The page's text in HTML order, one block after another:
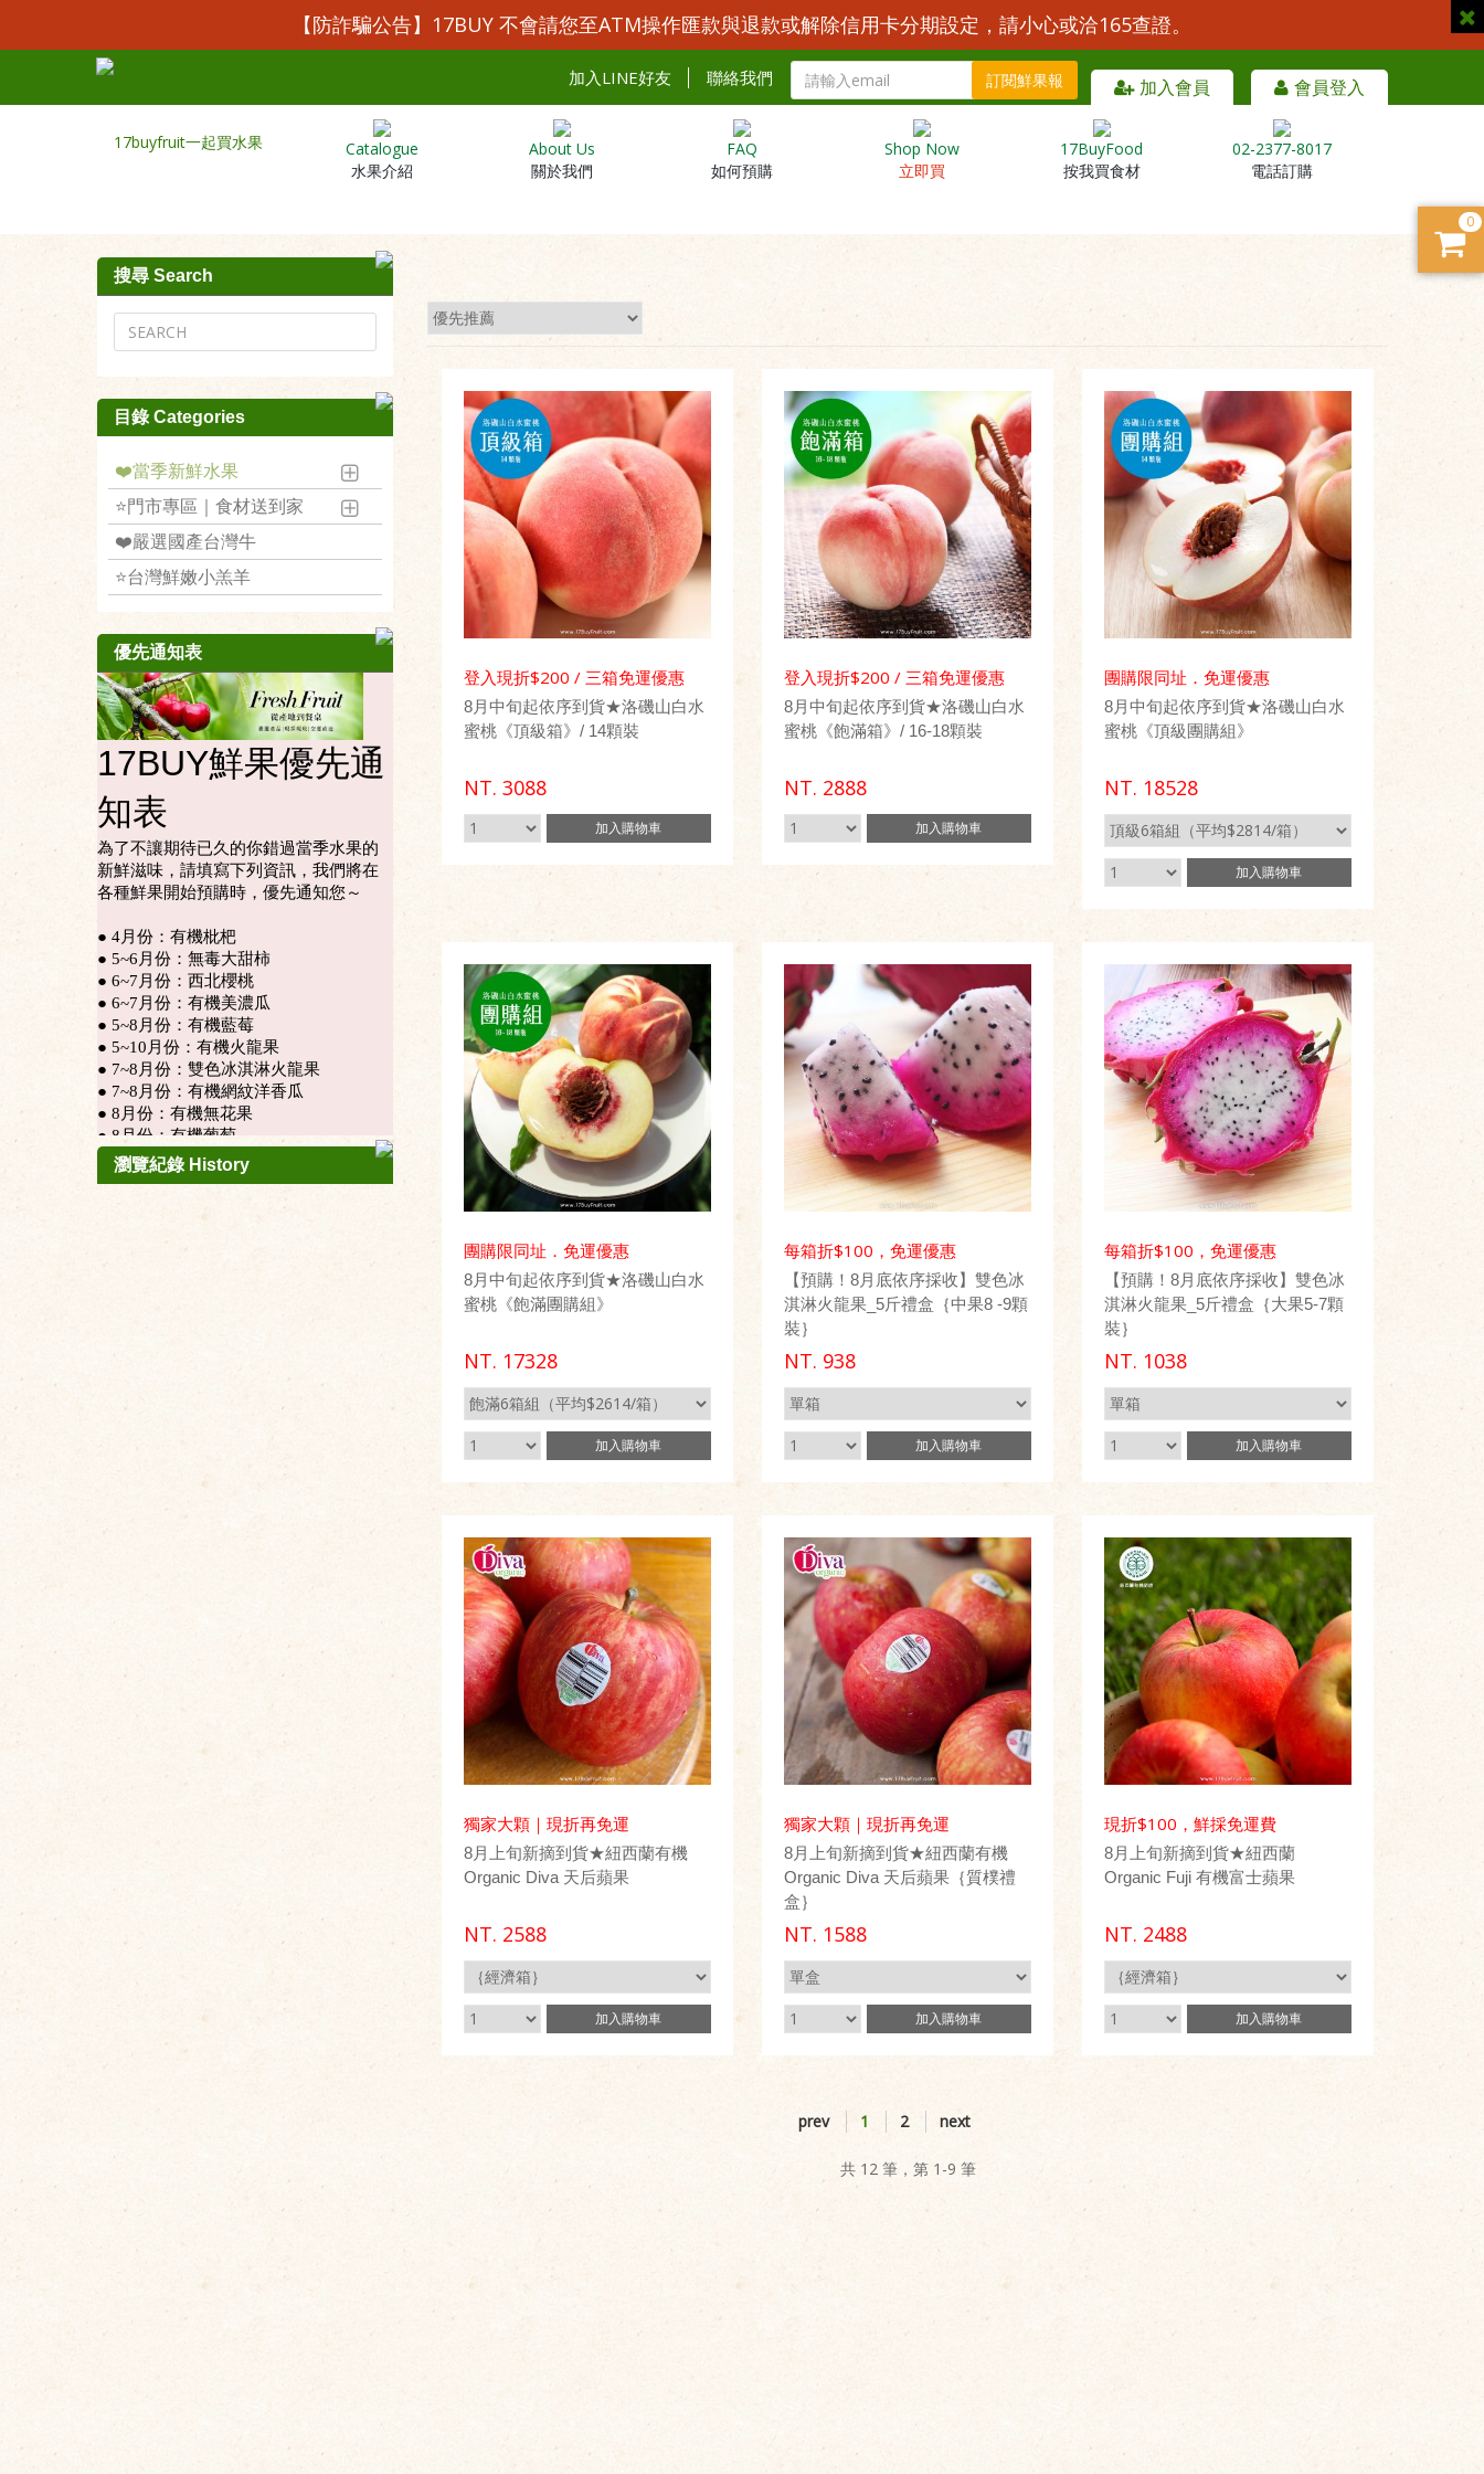
【防詐騙公告】17BUY 不會請您至ATM操作匯款與退款或解除信用卡分期設定，請小心或洽165查證。
加入會員 會員登入
加入LINE好友 聯絡我們 訂閱鮮果報
Catalogue
水果介紹
About Us
關於我們
FAQ
如何預購
Shop Now
立即買
17BuyFood
按我買食材
02-2377-8017
電話訂購
搜尋 Search
目錄 Categories
❤️當季新鮮水果
⭐️門市專區｜食材送到家
❤️嚴選國產台灣牛
⭐️台灣鮮嫩小羔羊
優先通知表
瀏覽紀錄 History
登入現折$200 / 三箱免運優惠
8月中旬起依序到貨★洛磯山白水
蜜桃《頂級箱》/ 14顆裝
NT. 3088
加入購物車
登入現折$200 / 三箱免運優惠
8月中旬起依序到貨★洛磯山白水
蜜桃《飽滿箱》/ 16-18顆裝
NT. 2888
加入購物車
團購限同址．免運優惠
8月中旬起依序到貨★洛磯山白水
蜜桃《頂級團購組》
NT. 18528
加入購物車
團購限同址．免運優惠
8月中旬起依序到貨★洛磯山白水
蜜桃《飽滿團購組》
NT. 17328
加入購物車
每箱折$100，免運優惠
【預購！8月底依序採收】雙色冰
淇淋火龍果_5斤禮盒｛中果8 -9顆
裝｝
NT. 938
加入購物車
每箱折$100，免運優惠
【預購！8月底依序採收】雙色冰
淇淋火龍果_5斤禮盒｛大果5-7顆
裝｝
NT. 1038
加入購物車
獨家大顆｜現折再免運
8月上旬新摘到貨★紐西蘭有機
Organic Diva 天后蘋果
NT. 2588
加入購物車
獨家大顆｜現折再免運
8月上旬新摘到貨★紐西蘭有機
Organic Diva 天后蘋果｛質樸禮
盒｝
NT. 1588
加入購物車
現折$100，鮮採免運費
8月上旬新摘到貨★紐西蘭
Organic Fuji 有機富士蘋果
NT. 2488
加入購物車
prev 1 2 next
共 12 筆，第 1-9 筆
0